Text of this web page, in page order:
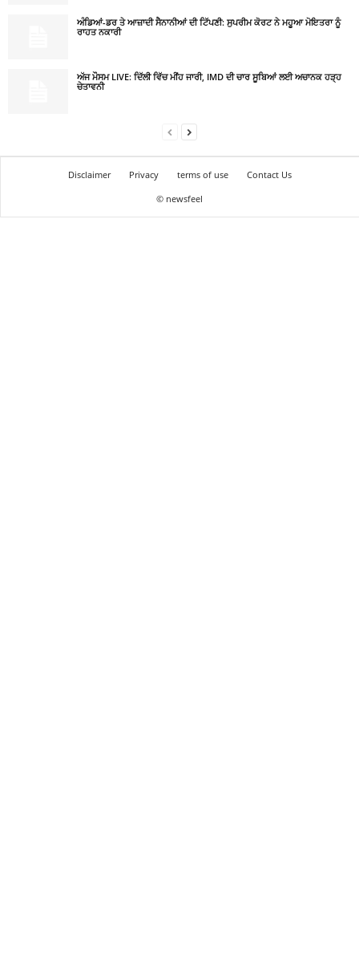
ਅੰਡਿਆਂ-ਡਰ ਤੇ ਆਜ਼ਾਦੀ ਸੈਨਾਨੀਆਂ ਦੀ ਟਿੱਪਣੀ: ਸੁਪਰੀਮ ਕੋਰਟ ਨੇ ਮਹੂਆ ਮੋਇਤਰਾ ਨੂੰ
ਰਾਹਤ ਨਕਾਰੀ
ਅੱਜ ਮੌਸਮ LIVE: ਦਿੱਲੀ ਵਿੱਚ ਮੀਂਹ ਜਾਰੀ, IMD ਦੀ ਚਾਰ ਸੂਬਿਆਂ ਲਈ ਅਚਾਨਕ ਹੜ੍ਹ
ਚੇਤਾਵਨੀ
Disclaimer Privacy terms of use
Contact Us
© newsfeel